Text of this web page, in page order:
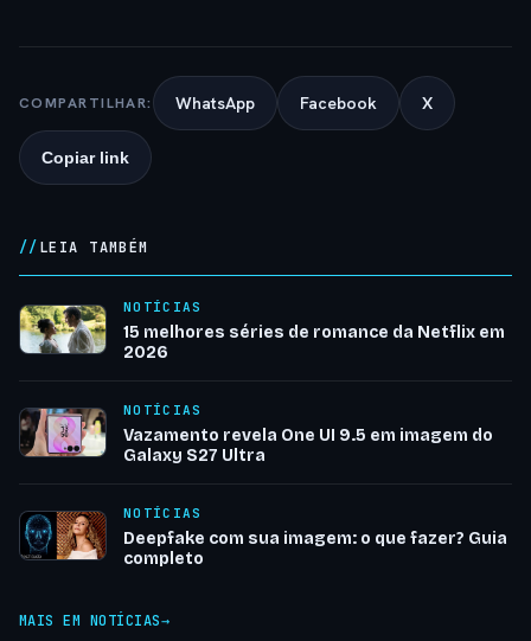
COMPARTILHAR: WhatsApp Facebook X
Copiar link
LEIA TAMBÉM
NOTÍCIAS
15 melhores séries de romance da Netflix em
2026
NOTÍCIAS
Vazamento revela One UI 9.5 em imagem do
Galaxy S27 Ultra
NOTÍCIAS
Deepfake com sua imagem: o que fazer? Guia
completo
MAIS EM NOTÍCIAS